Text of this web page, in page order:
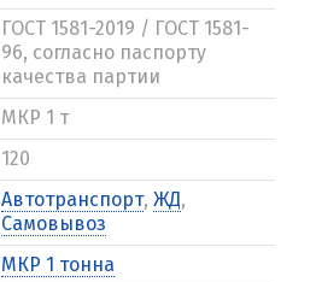
ГОСТ 1581-2019 / ГОСТ 1581-
96, согласно паспорту
качества партии
МКР 1 т
120
Автотранспорт, ЖД,
Самовывоз
МКР 1 тонна